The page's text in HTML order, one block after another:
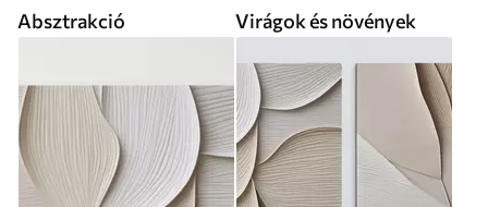
Absztrakció Virágok és növények